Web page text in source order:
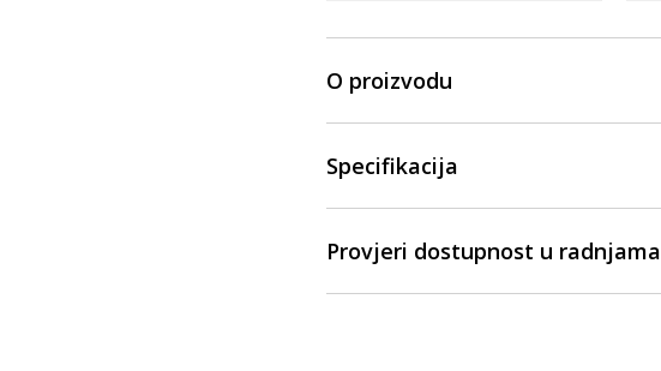
O proizvodu
Specifikacija
Provjeri dostupnost u radnjama